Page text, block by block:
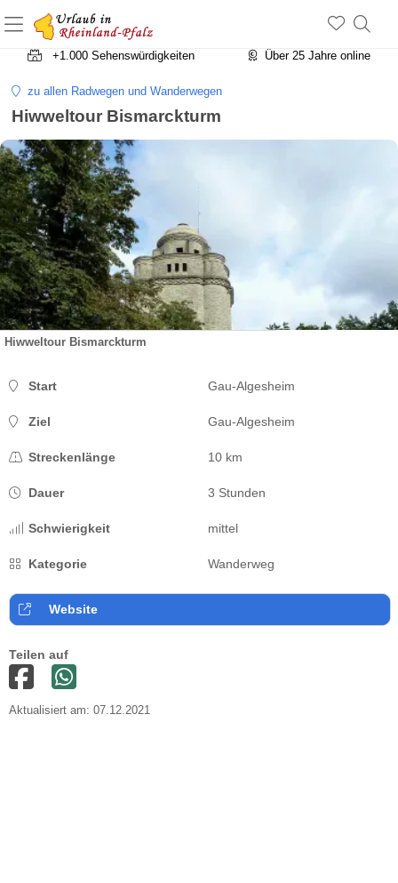
+1.500 Unterkünfte in Rheinland-Pfalz
+1.000 Sehenswürdigkeiten
Über 25 Jahre online
zu allen Radwegen und Wanderwegen
Hiwweltour Bismarckturm
Hiwweltour Bismarckturm
Start Gau-Algesheim
Ziel Gau-Algesheim
Streckenlänge 10 km
Dauer 3 Stunden
Schwierigkeit mittel
Kategorie Wanderweg
Website
Teilen auf
Aktualisiert am: 07.12.2021